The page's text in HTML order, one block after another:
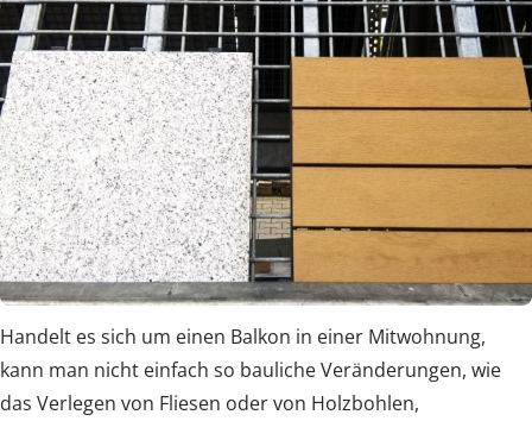
Handelt es sich um einen Balkon in einer Mitwohnung,
kann man nicht einfach so bauliche Veränderungen, wie
das Verlegen von Fliesen oder von Holzbohlen,